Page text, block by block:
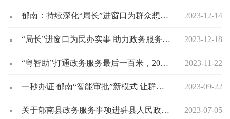
郁南：持续深化“局长”进窗口为群众想办法活动 提高政务服务效能 2023-12-14
“局长”进窗口为民办实事 助力政务服务便民化 2023-12-18
“粤智助”打通政务服务最后一百米，2000万群众家门口办事 2023-11-22
一秒办证 郁南“智能审批”新模式 让群众办事提质增效 2023-09-22
关于郁南县政务服务事项进驻县人民政府行政服务中心的公告 2023-07-05